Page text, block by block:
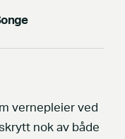
vernepleier ved
nok av både